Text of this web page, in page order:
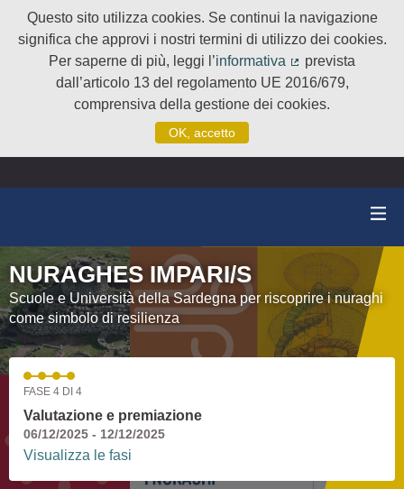
Questo sito utilizza cookies. Se continui la navigazione
significa che approvi i nostri termini di utilizzo dei cookies.
Per saperne di più, leggi l’informativa
(Collegamento
prevista
dall’articolo 13 del regolamento UE 2016/679,
comprensiva della gestione dei cookies.
OK, accetto
NURAGHES IMPARI/S
Scuole e Università della Sardegna per riscoprire i nuraghi
come simbolo di resilienza
FASE 4 DI 4
Valutazione e premiazione
06/12/2025 - 12/12/2025
Visualizza le fasi